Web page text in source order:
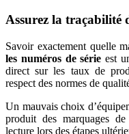
Assurez la traçabilité
Savoir exactement quelle
les numéros de série est
direct sur les taux de
respect des normes de
Un mauvais choix
produit des marquages
lecture lors des étapes